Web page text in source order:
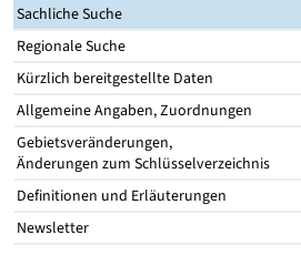
Sachliche Suche
Regionale Suche
Kürzlich bereitgestellte Daten
Allgemeine Angaben, Zuordnungen
Gebietsveränderungen,
Änderungen zum Schlüsselverzeichnis
Definitionen und Erläuterungen
Newsletter